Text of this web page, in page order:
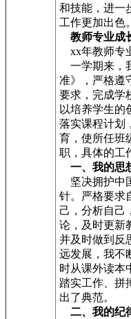
和技能，进一
工作更加出色。
教师专业成
xx年教师专
一学期来，
准》，严格遵
要求，完成学
以培养学生的
落实课程计划
育，使所任班
职，具体的工
一、我的思
坚决拥护中
针。严格要求
己，分析自己
论，及时更新
并及时做到反
远发展，我不
时从课外读本
踏实工作、拼
出了典范。
二、我的纪